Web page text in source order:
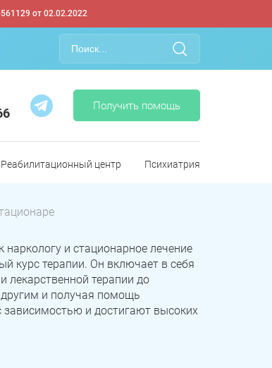
от 02.02.2022
Получить помощь
Реабилитационный центр Психиатрия
и стационарное лечение
курс терапии. Он включает в себя
лекарственной терапии до
другим и получая помощь
и достигают высоких